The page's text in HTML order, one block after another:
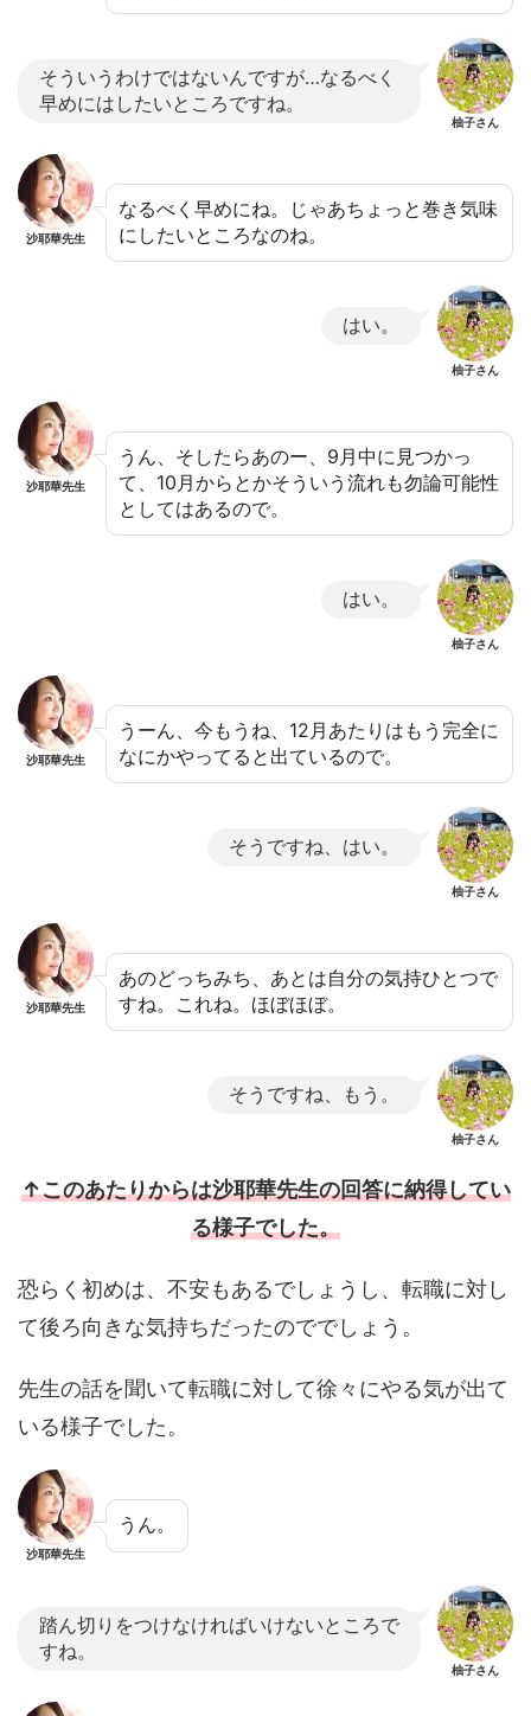
そういうわけではないんですが…なるべく
早めにはしたいところですね。
柚子さん
沙耶華先生
なるべく早めにね。じゃあちょっと巻き気味
にしたいところなのね。
はい。
柚子さん
沙耶華先生
うん、そしたらあのー、9月中に見つかっ
て、10月からとかそういう流れも勿論可能性
としてはあるので。
はい。
柚子さん
沙耶華先生
うーん、今もうね、12月あたりはもう完全に
なにかやってると出ているので。
そうですね、はい。
柚子さん
沙耶華先生
あのどっちみち、あとは自分の気持ひとつで
すね。これね。ほぼほぼ。
そうですね、もう。
柚子さん
↑このあたりからは沙耶華先生の回答に納得してい
る様子でした。
恐らく初めは、不安もあるでしょうし、転職に対し
て後ろ向きな気持ちだったのででしょう。
先生の話を聞いて転職に対して徐々にやる気が出て
いる様子でした。
沙耶華先生
うん。
踏ん切りをつけなければいけないところで
すね。
柚子さん